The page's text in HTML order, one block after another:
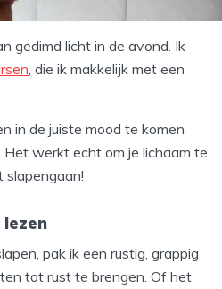
gedimd licht in de avond. Ik
, die ik makkelijk met een
in de juiste mood te komen
werkt echt om je lichaam te
slapengaan!
pak ik een rustig, grappig
tot rust te brengen. Of het